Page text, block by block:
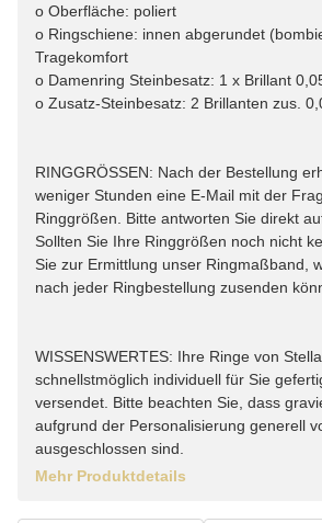
o Oberfläche: poliert
o Ringschiene: innen abgerundet
Tragekomfort
o Damenring Steinbesatz: 1 x Brillant
o Zusatz-Steinbesatz: 2 Brillanten zus.
RINGGRÖSSEN: Nach der Bestellung
weniger Stunden eine E-Mail mit der
Ringgrößen. Bitte antworten Sie direkt
Sollten Sie Ihre Ringgrößen noch nicht
Sie zur Ermittlung unser Ringmaßband,
nach jeder Ringbestellung zusenden
WISSENSWERTES: Ihre Ringe von
schnellstmöglich individuell für Sie
versendet. Bitte beachten Sie, dass
aufgrund der Personalisierung generell
ausgeschlossen sind.
Mehr Produktdetails